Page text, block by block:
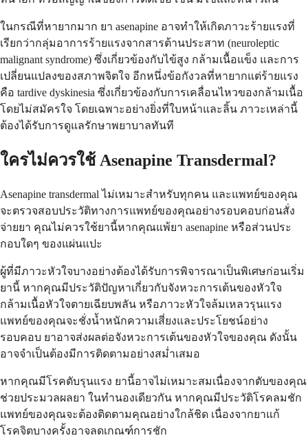
ในกรณีที่หายากมาก ยา asenapine อาจทำให้เกิดภาวะร้ายแรงที่
เรียกว่ากลุ่มอาการร้ายแรงจากสารต้านประสาท (neuroleptic
malignant syndrome) ซึ่งเกี่ยวข้องกับไข้สูง กล้ามเนื้อแข็ง และการ
เปลี่ยนแปลงของสภาพจิตใจ อีกหนึ่งข้อกังวลที่หายากแต่ร้ายแรง
คือ tardive dyskinesia ซึ่งเกี่ยวข้องกับการเคลื่อนไหวของกล้ามเนื้อ
โดยไม่สมัครใจ โดยเฉพาะอย่างยิ่งที่ใบหน้าและลิ้น ภาวะเหล่านี้
ต้องได้รับการดูแลรักษาพยาบาลทันที
ใครไม่ควรใช้ Asenapine Transdermal?
Asenapine transdermal ไม่เหมาะสำหรับทุกคน และแพทย์ของคุณ
จะตรวจสอบประวัติทางการแพทย์ของคุณอย่างรอบคอบก่อนสั่ง
จ่ายยา คุณไม่ควรใช้ยานี้หากคุณแพ้ยา asenapine หรือส่วนประ
กอบใดๆ ของแผ่นแปะ
ผู้ที่มีภาวะหัวใจบางอย่างต้องได้รับการพิจารณาเป็นพิเศษก่อนเริ่ม
ยานี้ หากคุณมีประวัติปัญหาเกี่ยวกับจังหวะการเต้นของหัวใจ
กล้ามเนื้อหัวใจตายเฉียบพลัน หรือภาวะหัวใจล้มเหลวรุนแรง
แพทย์ของคุณจะชั่งน้ำหนักความเสี่ยงและประโยชน์อย่าง
รอบคอบ ยาอาจส่งผลต่อจังหวะการเต้นของหัวใจของคุณ ดังนั้น
อาจจำเป็นต้องมีการติดตามอย่างสม่ำเสมอ
หากคุณมีโรคตับรุนแรง ยานี้อาจไม่เหมาะสมเนื่องจากตับของคุณ
ช่วยประมวลผลยา ในทำนองเดียวกัน หากคุณมีประวัติโรคลมชัก
แพทย์ของคุณจะต้องติดตามคุณอย่างใกล้ชิด เนื่องจากยาแก้
โรคจิตบางครั้งอาจลดเกณฑ์การชัก